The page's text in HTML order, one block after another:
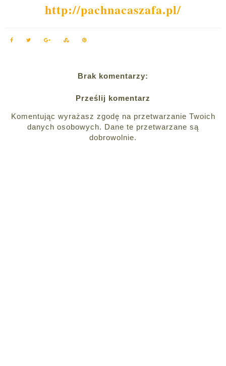
http://pachnacaszafa.pl/
Brak komentarzy:
Prześlij komentarz
Komentując wyrażasz zgodę na przetwarzanie Twoich
danych osobowych. Dane te przetwarzane są
dobrowolnie.